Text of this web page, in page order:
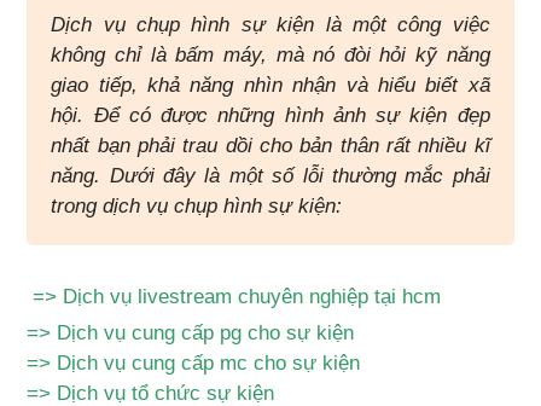
Dịch vụ chụp hình sự kiện là một công việc
không chỉ là bấm máy, mà nó đòi hỏi kỹ năng
giao tiếp, khả năng nhìn nhận và hiểu biết xã
hội. Để có được những hình ảnh sự kiện đẹp
nhất bạn phải trau dồi cho bản thân rất nhiều kĩ
năng. Dưới đây là một số lỗi thường mắc phải
trong dịch vụ chụp hình sự kiện:
=> Dịch vụ livestream chuyên nghiệp tại hcm
=> Dịch vụ cung cấp pg cho sự kiện
=> Dịch vụ cung cấp mc cho sự kiện
=> Dịch vụ tổ chức sự kiện